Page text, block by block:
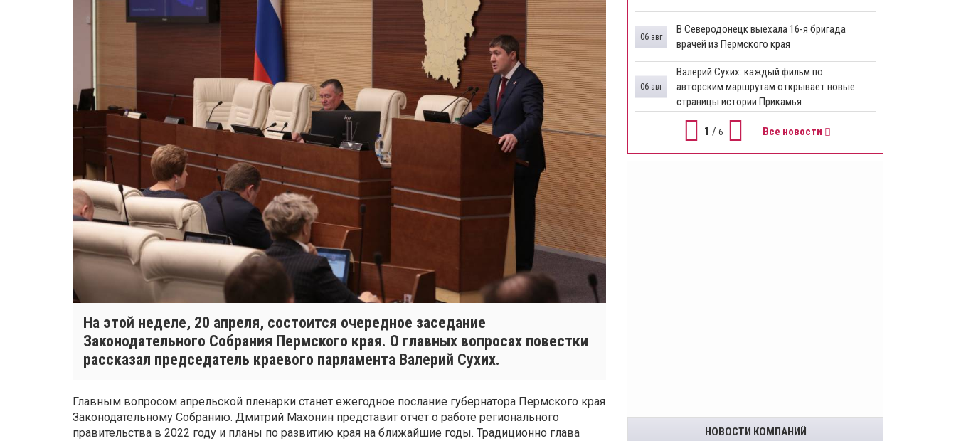
На этой неделе, 20 апреля, состоится очередное заседание
Законодательного Собрания Пермского края. О главных вопросах повестки
рассказал председатель краевого парламента Валерий Сухих.
Главным вопросом апрельской пленарки станет ежегодное послание губернатора Пермского края
Законодательному Собранию. Дмитрий Махонин представит отчет о работе регионального
правительства в 2022 году и планы по развитию края на ближайшие годы. Традиционно глава
В Северодонецк выехала 16-я бригада
врачей из Пермского края
06 авг
​Валерий Сухих: каждый фильм по
авторским маршрутам открывает новые
страницы истории Прикамья
06 авг
1 / 6 Все новости
НОВОСТИ КОМПАНИЙ